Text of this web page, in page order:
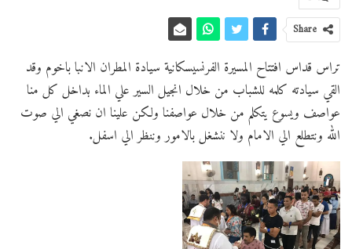
Share
تراس قداس افتتاح المسيرة الفرنسيسكانية سيادة المطران الانبا باخوم وقد
القي سيادته كلمه للشباب من خلال انجيل السير علي الماء بداخل كل منا
عواصف ويسوع يتكلم من خلال عواصفنا ولكن علينا ان نصغي الي صوت
الله ونتطلع الي الامام ولا ننشغل بالامور وننظر الي اسفل.